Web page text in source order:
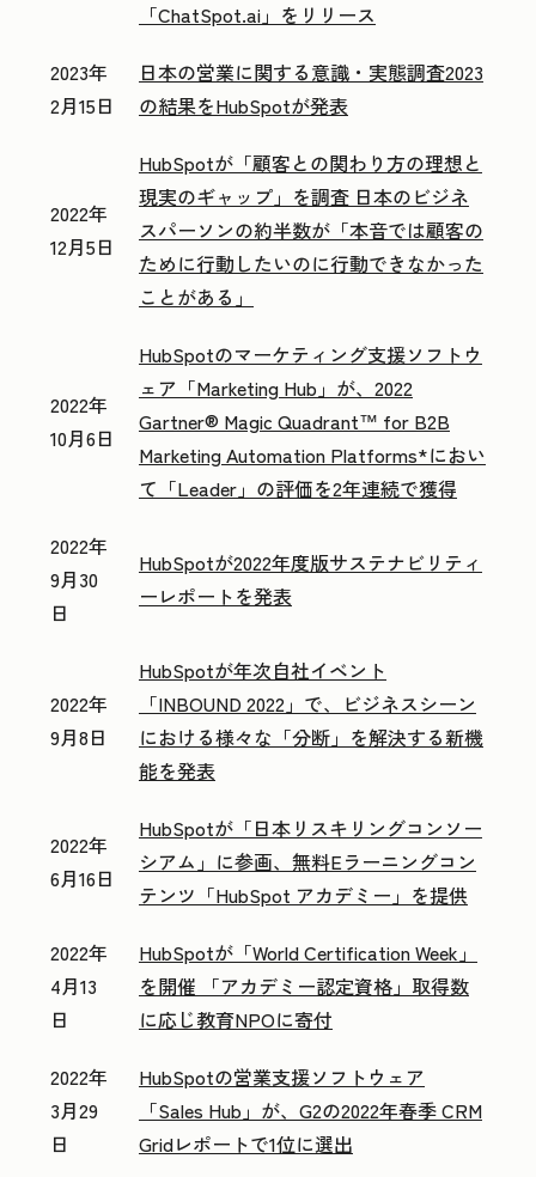
「ChatSpot.ai」をリリース
2023年
2月15日
日本の営業に関する意識・実態調査2023
の結果をHubSpotが発表
2022年
12月5日
HubSpotが「顧客との関わり方の理想と
現実のギャップ」を調査 日本のビジネ
スパーソンの約半数が「本音では顧客の
ために行動したいのに行動できなかった
ことがある」
2022年
10月6日
HubSpotのマーケティング支援ソフトウ
ェア「Marketing Hub」が、2022
Gartner® Magic Quadrant™ for B2B
Marketing Automation Platforms*におい
て「Leader」の評価を2年連続で獲得
2022年
9月30
日
HubSpotが2022年度版サステナビリティ
ーレポートを発表
2022年
9月8日
HubSpotが年次自社イベント
「INBOUND 2022」で、ビジネスシーン
における様々な「分断」を解決する新機
能を発表
2022年
6月16日
HubSpotが「日本リスキリングコンソー
シアム」に参画、無料Eラーニングコン
テンツ「HubSpot アカデミー」を提供
2022年
4月13
日
HubSpotが「World Certification Week」
を開催 「アカデミー認定資格」取得数
に応じ教育NPOに寄付
2022年
3月29
日
HubSpotの営業支援ソフトウェア
「Sales Hub」が、G2の2022年春季 CRM
Gridレポートで1位に選出